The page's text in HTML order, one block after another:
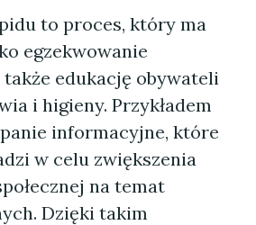
to proces, który ma
egzekwowanie
edukację obywateli
i higieny. Przykładem
informacyjne, które
w celu zwiększenia
na temat
Dzięki takim